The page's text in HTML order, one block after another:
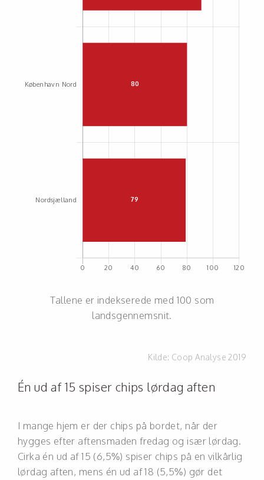
Tallene er indekserede med 100 som
landsgennemsnit.
Kilde: Coop Analyse 2019
Én ud af 15 spiser chips lørdag aften
I mange hjem er der chips på bordet, når der
hygges efter aftensmaden fredag og især lørdag.
Cirka én ud af 15 (6,5%) spiser chips på en vilkårlig
lørdag aften, mens én ud af 18 (5,5%) gør det